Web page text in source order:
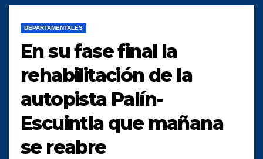
DEPARTAMENTALES
En su fase final la
rehabilitación de la
autopista Palín-
Escuintla que mañana
se reabre